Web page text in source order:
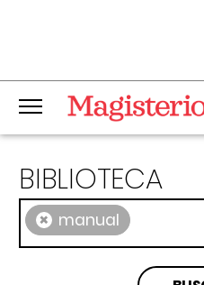
BIBLIOTECA
× manual